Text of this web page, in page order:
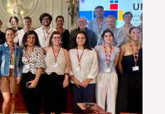
Y CARIBE (490)
(333)
(225)